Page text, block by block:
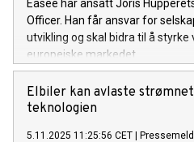
Easee har ansatt Joris
Officer. Han får ansvar for
utvikling og skal bidra til å styrke
europeiske markedet.
Elbiler kan avlaste
teknologien
5.11.2025 11:25:56 CET |